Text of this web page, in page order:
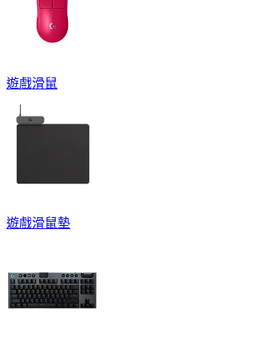
遊戲滑鼠
遊戲滑鼠墊